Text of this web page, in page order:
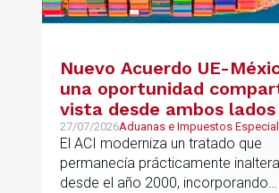
Nuevo Acuerdo UE-
una oportunidad
vista desde ambos lados
Atlántico
27/07/2026Aduanas e Impuestos
Mexican Desk
El ACI moderniza un tratado que
permanecía prácticamente
desde el año 2000, incorporando